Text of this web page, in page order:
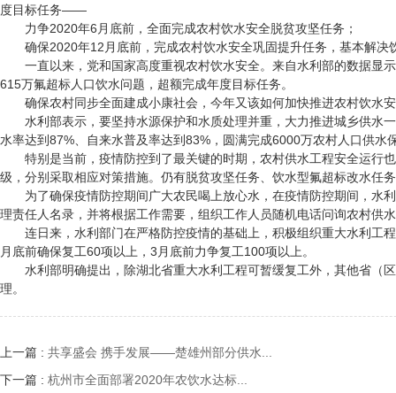
度目标任务——
力争2020年6月底前，全面完成农村饮水安全脱贫攻坚任务；
确保2020年12月底前，完成农村饮水安全巩固提升任务，基本解决
一直以来，党和国家高度重视农村饮水安全。来自水利部的数据显
615万氟超标人口饮水问题，超额完成年度目标任务。
确保农村同步全面建成小康社会，今年又该如何加快推进农村饮水
水利部表示，要坚持水源保护和水质处理并重，大力推进城乡供水
水率达到87%、自来水普及率达到83%，圆满完成6000万农村人口供水
特别是当前，疫情防控到了最关键的时期，农村供水工程安全运行
级，分别采取相应对策措施。仍有脱贫攻坚任务、饮水型氟超标改水任
为了确保疫情防控期间广大农民喝上放心水，在疫情防控期间，水
理责任人名录，并将根据工作需要，组织工作人员随机电话问询农村供
连日来，水利部门在严格防控疫情的基础上，积极组织重大水利工
月底前确保复工60项以上，3月底前力争复工100项以上。
水利部明确提出，除湖北省重大水利工程可暂缓复工外，其他省（
理。
上一篇 : 共享盛会 携手发展——楚雄州部分供水...
下一篇 : 杭州市全面部署2020年农饮水达标...